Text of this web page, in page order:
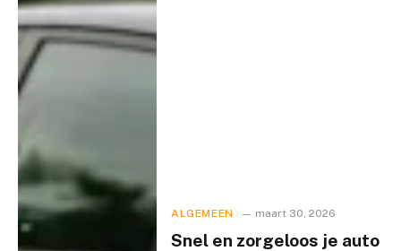
ALGEMEEN maart 30, 2026
Snel en zorgeloos je auto